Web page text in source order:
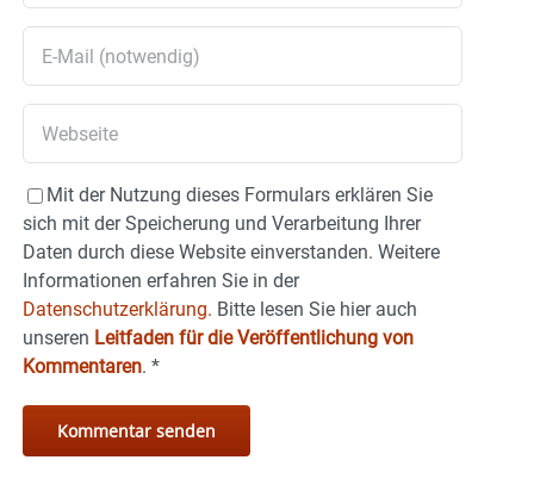
Mit der Nutzung dieses Formulars erklären Sie
sich mit der Speicherung und Verarbeitung Ihrer
Daten durch diese Website einverstanden. Weitere
Informationen erfahren Sie in der
Datenschutzerklärung. Bitte lesen Sie hier auch
unseren Leitfaden für die Veröffentlichung von
Kommentaren. *